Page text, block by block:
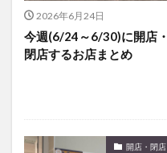
2026年6月24日
今週(6/24～6/30)に開店・
閉店するお店まとめ
開店・閉店